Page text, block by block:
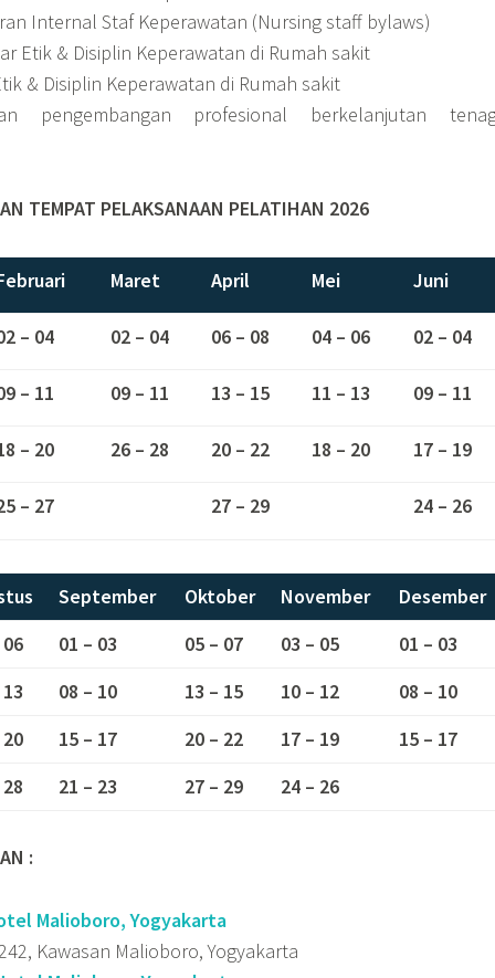
Internal Staf Keperawatan (Nursing staff bylaws)
Etik & Disiplin Keperawatan di Rumah sakit
& Disiplin Keperawatan di Rumah sakit
pengembangan profesional berkelanjutan
TEMPAT PELAKSANAAN PELATIHAN 2026
Maret April Mei Juni
– 04 02 – 04 06 – 08 04 – 06 02 – 04
– 11 09 – 11 13 – 15 11 – 13 09 – 11
– 20 26 – 28 20 – 22 18 – 20 17 – 19
– 27 27 – 29 24 – 26
September Oktober November
Desember
01 – 03 05 – 07 03 – 05
01 – 03
08 – 10 13 – 15 10 – 12
08 – 10
15 – 17 20 – 22 17 – 19
15 – 17
21 – 23 27 – 29 24 – 26
:
Malioboro, Yogyakarta
Kawasan Malioboro, Yogyakarta